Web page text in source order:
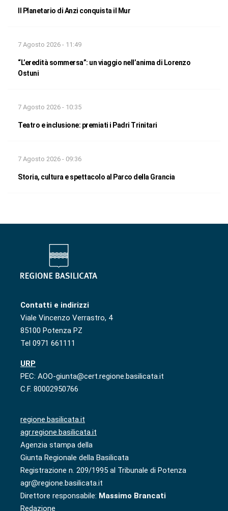
Il Planetario di Anzi conquista il Mur
7 Agosto 2026 - 11:49
“L’eredità sommersa”: un viaggio nell’anima di Lorenzo
Ostuni
7 Agosto 2026 - 10:35
Teatro e inclusione: premiati i Padri Trinitari
7 Agosto 2026 - 09:36
Storia, cultura e spettacolo al Parco della Grancia
Contatti e indirizzi
Viale Vincenzo Verrastro, 4
85100 Potenza PZ
Tel 0971 661111
URP
PEC: AOO-giunta@cert.regione.basilicata.it
C.F. 80002950766
regione.basilicata.it
agr.regione.basilicata.it
Agenzia stampa della
Giunta Regionale della Basilicata
Registrazione n. 209/1995 al Tribunale di Potenza
agr@regione.basilicata.it
Direttore responsabile: Massimo Brancati
Redazione